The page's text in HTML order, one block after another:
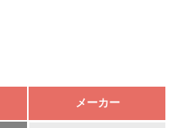
メーカー